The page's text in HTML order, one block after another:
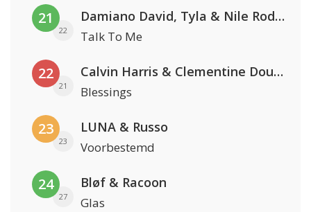
21
22
Damiano David, Tyla & Nile Rodgers
Talk To Me
22
21
Calvin Harris & Clementine Douglas
Blessings
23
23
LUNA & Russo
Voorbestemd
24
27
Bløf & Racoon
Glas